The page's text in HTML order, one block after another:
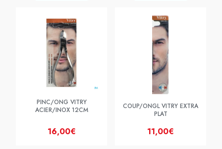
PINC/ONG VITRY
ACIER/INOX 12CM
16,00€
COUP/ONGL VITRY EXTRA
PLAT
11,00€